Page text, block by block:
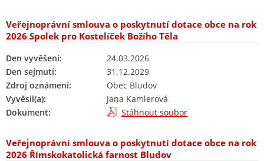
Veřejnoprávní smlouva o poskytnutí dotace obce na rok
2026 Spolek pro Kostelíček Božího Těla
Den vyvěšení:
24.03.2026
Den sejmutí:
31.12.2029
Zdroj oznámení:
Obec Bludov
Vyvěsil(a):
Jana Kamlerová
Dokument:
Stáhnout soubor
Veřejnoprávní smlouva o poskytnutí dotace obce na rok
2026 Římskokatolická farnost Bludov